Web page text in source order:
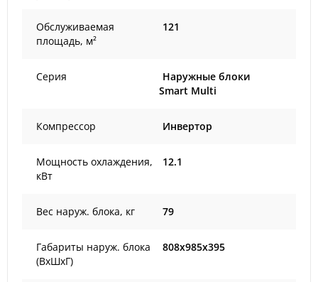
Обслуживаемая
площадь, м²
121
Серия
Наружные блоки
Smart Multi
Компрессор Инвертор
Мощность охлаждения,
кВт
12.1
Вес наруж. блока, кг 79
Габариты наруж. блока
(ВxШxГ)
808x985x395